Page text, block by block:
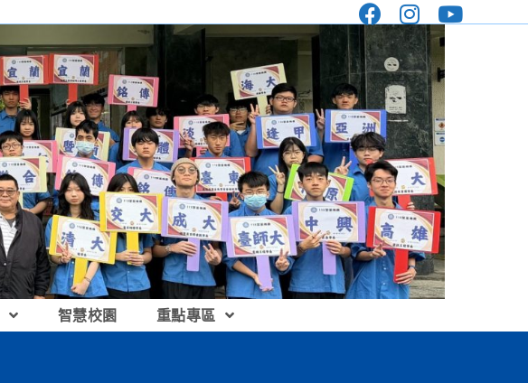
智慧校園 重點專區